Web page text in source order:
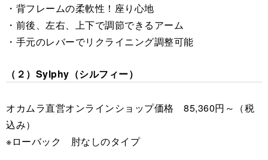
・背フレームの柔軟性！座り心地
・前後、左右、上下で調節できるアーム
・手元のレバーでリクライニング調整可能
（２）Sylphy（シルフィー）
オカムラ直営オンラインショップ価格 85,360円～（税
込み）
※ローバック 肘なしのタイプ